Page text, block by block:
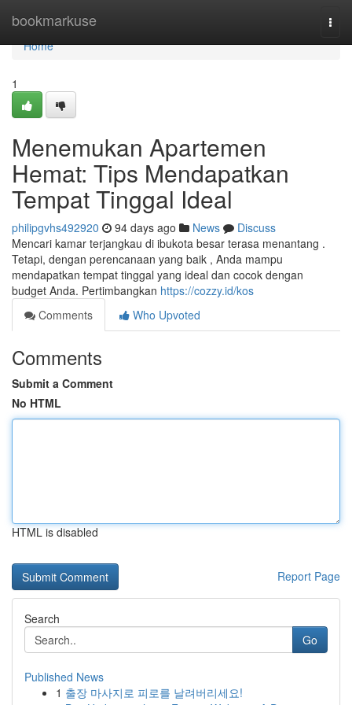
bookmarkuse
Home
Home
1
Menemukan Apartemen
Hemat: Tips Mendapatkan
Tempat Tinggal Ideal
philipgvhs492920 94 days ago News
Discuss
Mencari kamar terjangkau di ibukota besar terasa menantang .
Tetapi, dengan perencanaan yang baik , Anda mampu
mendapatkan tempat tinggal yang ideal dan cocok dengan
budget Anda. Pertimbangkan https://cozzy.id/kos
Comments
Who Upvoted
Comments
Submit a Comment
No HTML
HTML is disabled
Report Page
Search
Go
Published News
1 출장 마사지로 피로를 날려버리세요!